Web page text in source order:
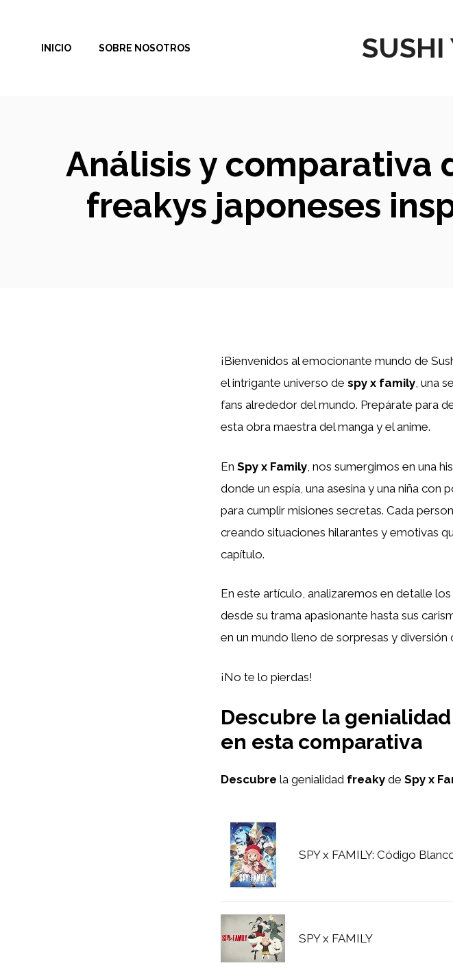
contenido
SUSHI
INICIO SOBRE NOSOTROS
Análisis y comparativa
freakys japoneses
¡Bienvenidos al emocionante mundo de
el intrigante universo de spy x family, una
fans alrededor del mundo. Prepárate para
esta obra maestra del manga y el anime.
En Spy x Family , nos sumergimos en una
donde un espía, una asesina y una niña con
para cumplir misiones secretas. Cada
creando situaciones hilarantes y emotivas
capítulo.
En este artículo, analizaremos en detalle
desde su trama apasionante hasta sus
en un mundo lleno de sorpresas y diversión
¡No te lo pierdas!
Descubre la
en esta comparativa
Descubre la genialidad freaky de Spy x
SPY x FAMILY: Código
SPY x FAMILY